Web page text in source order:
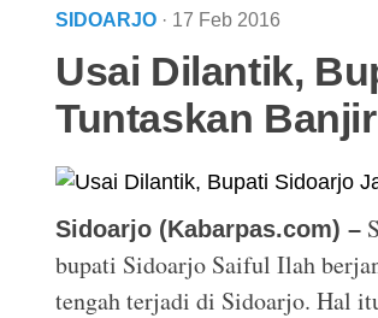
SIDOARJO · 17 Feb 2016
Usai Dilantik,
Tuntaskan Banjir
Sidoarjo (Kabarpas.com) –
bupati Sidoarjo Saiful Ilah
tengah terjadi di Sidoarjo. Hal